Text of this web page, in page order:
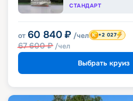
СТАНДАРТ
от 60 840 ₽ /чел
67 600₽ /чел
+2 027
Выбрать круиз